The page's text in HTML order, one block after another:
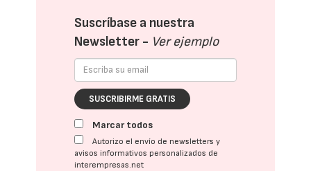
Suscríbase a nuestra
Newsletter - Ver ejemplo
SUSCRIBIRME GRATIS
Marcar todos
Autorizo el envío de newsletters y
avisos informativos personalizados de
interempresas.net